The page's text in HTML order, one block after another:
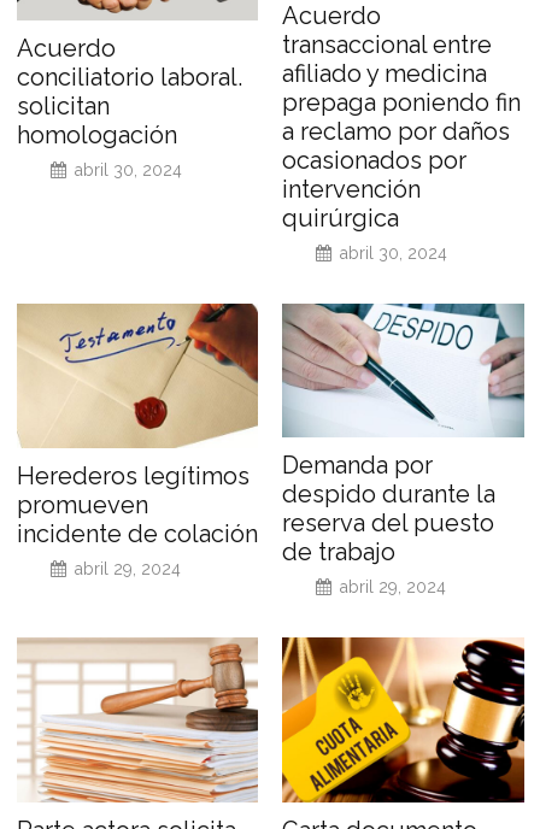
Acuerdo
conciliatorio laboral.
solicitan
homologación
abril 30, 2024
Acuerdo
transaccional entre
afiliado y medicina
prepaga poniendo fin
a reclamo por daños
ocasionados por
intervención
quirúrgica
abril 30, 2024
Herederos legítimos
promueven
incidente de colación
abril 29, 2024
Demanda por
despido durante la
reserva del puesto
de trabajo
abril 29, 2024